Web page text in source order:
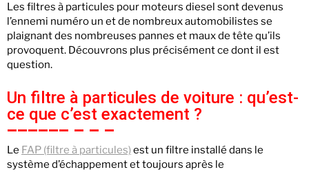
Les filtres à particules pour moteurs diesel sont devenus
l’ennemi numéro un et de nombreux automobilistes se
plaignant des nombreuses pannes et maux de tête qu’ils
provoquent. Découvrons plus précisément ce dont il est
question.
Un filtre à particules de voiture : qu’est-
ce que c’est exactement ?
Le FAP (filtre à particules)est un filtre installé dans le
système d’échappement et toujours après le